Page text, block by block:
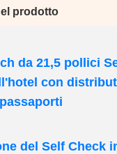
prodotto
da 21,5 pollici
con
del Self Check